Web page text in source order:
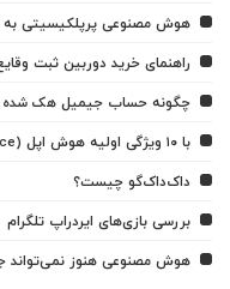
هوش مصنوعی پرپلکیسیتی به
راهنمای خرید دوربین ثبت
چگونه حساب جیمیل هک شده را
با ۱۰ ویژگی اولیه هوش اپل (Apple Intelligence) آشنا شوید
داک‌داک‌گو چیست؟
بررسی بازی‌های ایردراپ تلگرام
هوش مصنوعی هنوز نمی‌تواند